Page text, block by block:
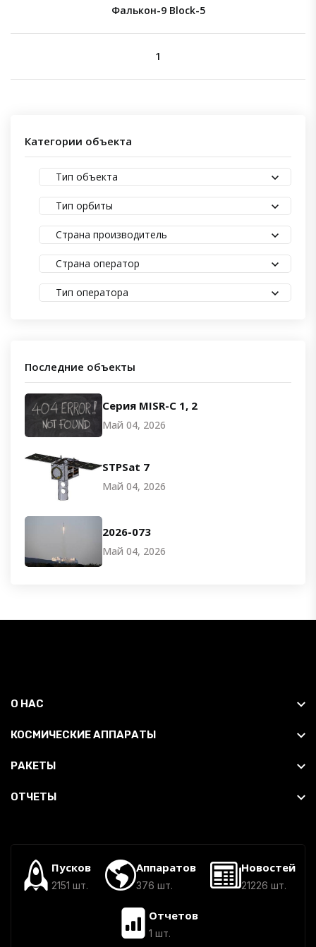
Фалькон-9 Block-5
1
Категории объекта
Тип объекта
Тип орбиты
Страна производитель
Страна оператор
Тип оператора
Последние объекты
Серия MISR-C 1, 2
Май 04, 2026
STPSat 7
Май 04, 2026
2026-073
Май 04, 2026
О НАС
КОСМИЧЕСКИЕ АППАРАТЫ
РАКЕТЫ
ОТЧЕТЫ
Пусков
2151 шт.
Аппаратов
376 шт.
Новостей
21226 шт.
Отчетов
1 шт.